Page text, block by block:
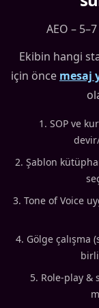
AEO –
Ekibin hangi
için önce mesaj
SOP ve
Şablon
Tone of Voice
Gölge çalışma
Role-play &